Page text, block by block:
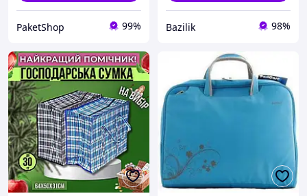
PaketShop 99% Bazilik 98%